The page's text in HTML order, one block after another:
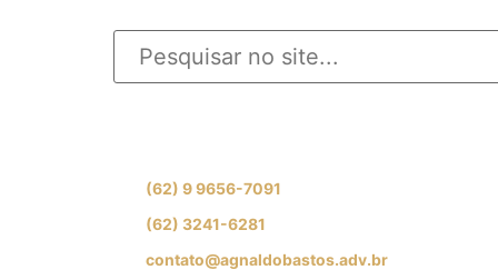
(62) 9 9656-7091
(62) 3241-6281
contato@agnaldobastos.adv.br